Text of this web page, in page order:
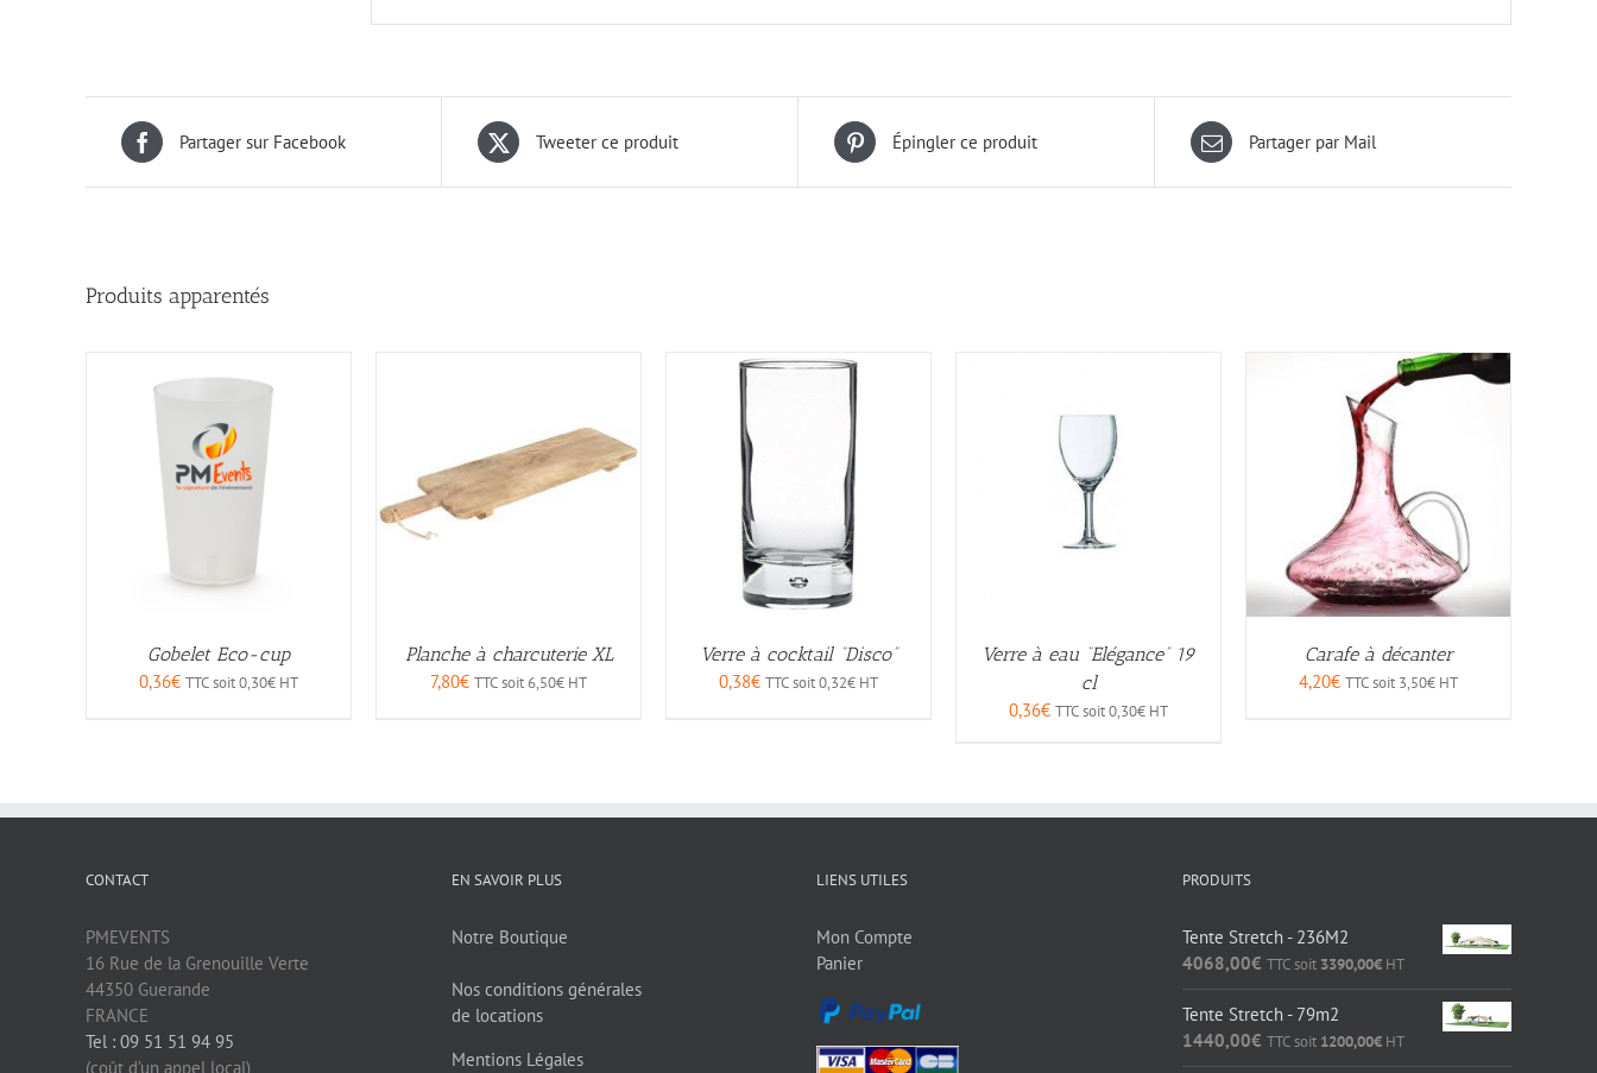
Partager sur Facebook Tweeter ce produit Épingler ce produit Partager par Mail
Produits apparentés
Gobelet Eco-cup
0,36€ TTC soit0,30€ HT
Planche à charcuterie XL
7,80€ TTC soit6,50€ HT
Verre à cocktail “Disco”
0,38€ TTC soit0,32€ HT
Verre à eau “Elégance” 19
cl
0,36€ TTC soit0,30€ HT
Carafe à décanter
4,20€ TTC soit 3,50€ HT
CONTACT
PMEVENTS
16 Rue de la Grenouille Verte
44350 Guerande
FRANCE
Tel : 09 51 51 94 95
(coût d’un appel local)
EN SAVOIR PLUS
Notre Boutique
Nos conditions générales
de locations
Mentions Légales
LIENS UTILES
Mon Compte
Panier
PRODUITS
Tente Stretch - 236M2
4068,00€ TTC soit 3390,00€HT
Tente Stretch - 79m2
1440,00€ TTC soit 1200,00€HT